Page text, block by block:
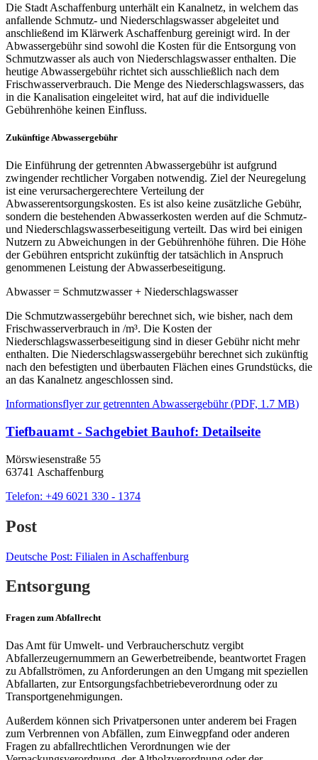
Die Stadt Aschaffenburg unterhält ein Kanalnetz, in welchem das
anfallende Schmutz- und Niederschlagswasser abgeleitet und
anschließend im Klärwerk Aschaffenburg gereinigt wird. In der
Abwassergebühr sind sowohl die Kosten für die Entsorgung von
Schmutzwasser als auch von Niederschlagswasser enthalten. Die
heutige Abwassergebühr richtet sich ausschließlich nach dem
Frischwasserverbrauch. Die Menge des Niederschlagswassers, das
in die Kanalisation eingeleitet wird, hat auf die individuelle
Gebührenhöhe keinen Einfluss.
Zukünftige Abwassergebühr
Die Einführung der getrennten Abwassergebühr ist aufgrund
zwingender rechtlicher Vorgaben notwendig. Ziel der Neuregelung
ist eine verursachergerechtere Verteilung der
Abwasserentsorgungskosten. Es ist also keine zusätzliche Gebühr,
sondern die bestehenden Abwasserkosten werden auf die Schmutz-
und Niederschlagswasserbeseitigung verteilt. Das wird bei einigen
Nutzern zu Abweichungen in der Gebührenhöhe führen. Die Höhe
der Gebühren entspricht zukünftig der tatsächlich in Anspruch
genommenen Leistung der Abwasserbeseitigung.
Abwasser = Schmutzwasser + Niederschlagswasser
Die Schmutzwassergebühr berechnet sich, wie bisher, nach dem
Frischwasserverbrauch in /m³. Die Kosten der
Niederschlagswasserbeseitigung sind in dieser Gebühr nicht mehr
enthalten. Die Niederschlagswassergebühr berechnet sich zukünftig
nach den befestigten und überbauten Flächen eines Grundstücks, die
an das Kanalnetz angeschlossen sind.
Informationsflyer zur getrennten Abwassergebühr(PDF, 1.7 MB)
Tiefbauamt - Sachgebiet Bauhof: Detailseite
Mörswiesenstraße 55
63741 Aschaffenburg
Telefon: +49 6021 330 - 1374
Post
Deutsche Post: Filialen in Aschaffenburg
Entsorgung
Fragen zum Abfallrecht
Das Amt für Umwelt- und Verbraucherschutz vergibt
Abfallerzeugernummern an Gewerbetreibende, beantwortet Fragen
zu Abfallströmen, zu Anforderungen an den Umgang mit speziellen
Abfallarten, zur Entsorgungsfachbetriebeverordnung oder zu
Transportgenehmigungen.
Außerdem können sich Privatpersonen unter anderem bei Fragen
zum Verbrennen von Abfällen, zum Einwegpfand oder anderen
Fragen zu abfallrechtlichen Verordnungen wie der